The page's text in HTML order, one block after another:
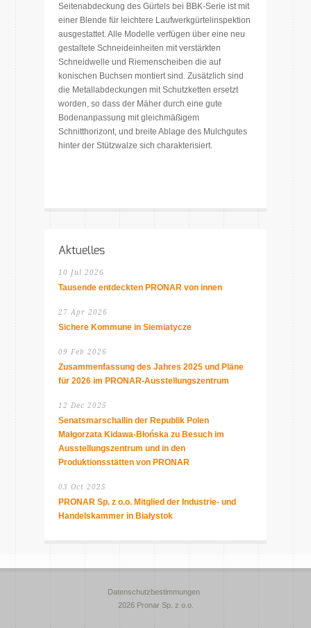
Seitenabdeckung des Gürtels bei BBK-Serie ist mit
einer Blende für leichtere Laufwerkgürtelinspektion
ausgestattet. Alle Modelle verfügen über eine neu
gestaltete Schneideinheiten mit verstärkten
Schneidwelle und Riemenscheiben die auf
konischen Buchsen montiert sind. Zusätzlich sind
die Metallabdeckungen mit Schutzketten ersetzt
worden, so dass der Mäher durch eine gute
Bodenanpassung mit gleichmäßigem
Schnitthorizont, und breite Ablage des Mulchgutes
hinter der Stützwalze sich charakterisiert.
Aktuelles
10 Jul 2026
Tausende entdeckten PRONAR von innen
27 Apr 2026
Sichere Kommune in Siemiatycze
09 Feb 2026
Zusammenfassung des Jahres 2025 und Pläne
für 2026 im PRONAR-Ausstellungszentrum
12 Dec 2025
Senatsmarschallin der Republik Polen
Małgorzata Kidawa-Błońska zu Besuch im
Ausstellungszentrum und in den
Produktionsstätten von PRONAR
03 Oct 2025
PRONAR Sp. z o.o. Mitglied der Industrie- und
Handelskammer in Białystok
Datenschutzbestimmungen
2026 Pronar Sp. z o.o.